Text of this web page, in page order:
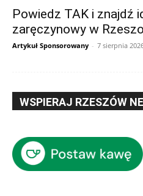
Powiedz TAK i znajdź
zaręczynowy w
Artykuł Sponsorowany - 7 sierpnia
WSPIERAJ RZESZÓW